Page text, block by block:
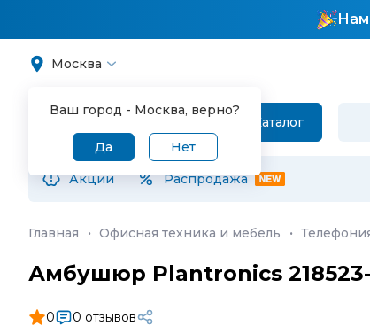
Москва
Ваш город - Москва, верно?
Да Нет
Каталог
Акции Распродажа
Главная · Офисная техника и мебель ·
Амбушюр Plantronics 218523-
0 0 отзывов